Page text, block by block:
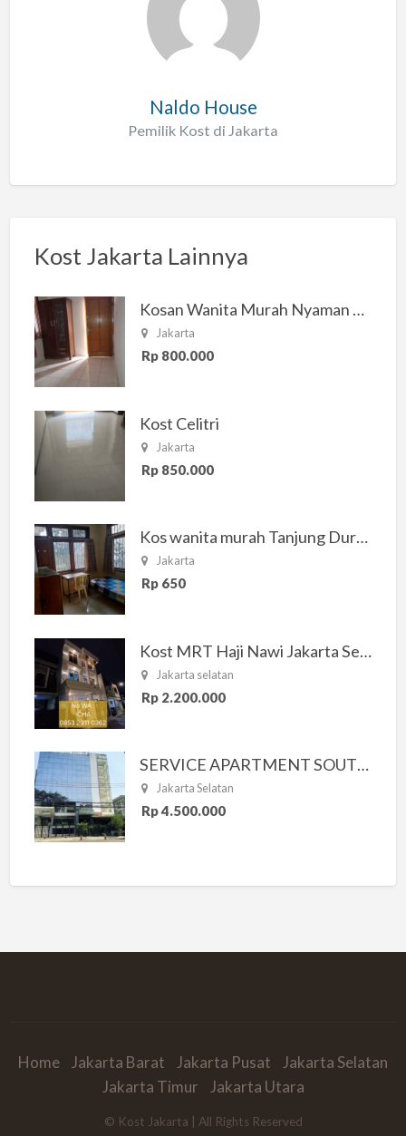
Naldo House
Pemilik Kost di Jakarta
Kost Jakarta Lainnya
Kosan Wanita Murah Nyaman di Jakarta Selatan
Jakarta
Rp 800.000
Kost Celitri
Jakarta
Rp 850.000
Kos wanita murah Tanjung Duren Jakarta Barat
Jakarta
Rp 650
Kost MRT Haji Nawi Jakarta Selatan
Jakarta selatan
Rp 2.200.000
SERVICE APARTMENT SOUTH RESIDENCE
Jakarta Selatan
Rp 4.500.000
Home Jakarta Barat Jakarta Pusat
Jakarta Selatan
Jakarta Timur
Jakarta Utara
© Kost Jakarta | All Rights Reserved